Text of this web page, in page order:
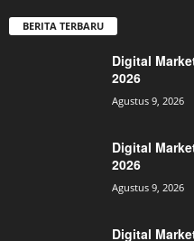
BERITA TERBARU
Digital
2026
Agustus 9, 2026
Digital
2026
Agustus 9, 2026
Digital